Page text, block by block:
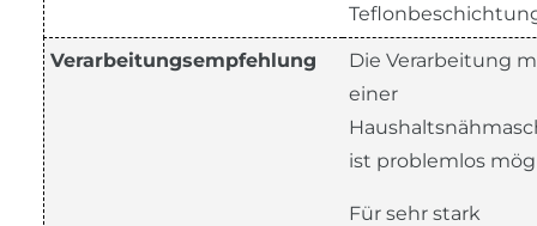
Verarbeitungsempfehlung
Die Verarbeitung
einer
ist problemlos
Für sehr stark